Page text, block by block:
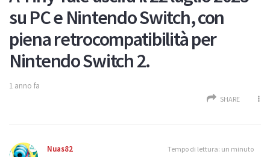
su PC e Nintendo Switch, con
piena retrocompatibilità per
Nintendo Switch 2.
1 anno fa
SHARE
Nuas82 Tempo di lettura: un minuto